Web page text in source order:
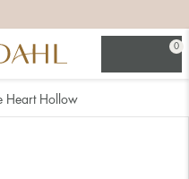
0
Heart Hollow